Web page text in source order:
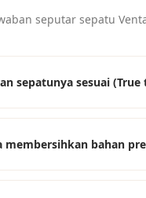
seputar sepatu
sepatunya sesuai (True
membersihkan bahan